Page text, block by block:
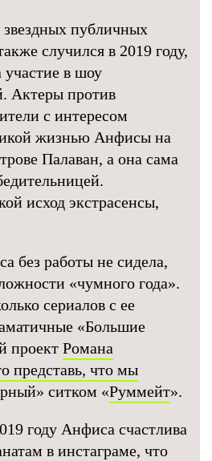
публичных
случился в 2019 году,
участие в шоу
Актеры против
с интересом
жизнью Анфисы на
Палаван, а она сама
исход экстрасенсы,
без работы не сидела,
«чумного года».
сериалов с ее
«Большие
проект Романа
представь, что мы
ситком «Руммейт».
году Анфиса счастлива
в инстаграме, что